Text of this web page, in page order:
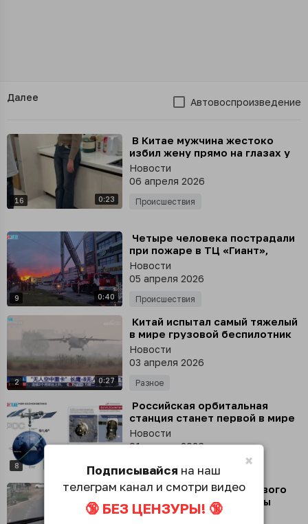
Далее Автовоспроизведение
16 0:23
⁣ В Китае мужчина жестоко
избил жену прямо на глазах у
друзей
Новости
06 апреля 2026
Происшествия
9 0:40
⁣ Четыре человека пострадали
при пожаре в ТЦ «Гиант»,
среди них двое пожарных
Новости
05 апреля 2026
Происшествия
2 0:27
⁣ Китай испытал самый тяжелый
в мире грузовой беспилотник
Новости
03 апреля 2026
Разное
8
⁣ Российская орбитальная
станция станет первой в мире
платформой-дроном, которая
оснащена роботами, заявил
Новости
01 апреля 2026
Разное
⁣ Среди бела дня у торгового
центра в Дурбан бандиты
остановили инкассаторскую
Новости
×
Подписывайся на наш
телеграм канал и смотри видео
🔞 БЕЗ ЦЕНЗУРЫ! 🔞